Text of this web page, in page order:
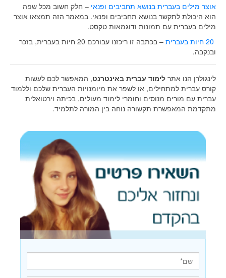
אוצר מילים בעברית בנושא תחביבים ופנאי – חלק חשוב מכל שפה
הוא היכולת לתקשר בנושא תחביבים ופנאי. במאמר הזה תמצאו אוצר
מילים בעברית עם תמונות ודוגמאות טקסט.
20 חיות בעברית
– בכתבה זו ריכזנו עבורכם 20 חיות בעברית, בזכר
ובנקבה.
לינגולרן הנו אתר לימוד עברית באינטרנט, המאפשר לכם לעשות
קורס עברית למתחילים, או לשפר את מיומנויות העברית שלכם וללמוד
עברית עם מורים מנוסים וחומרי לימוד מעולים, בכיתה וירטואלית
מתקדמת המאפשרת תקשורה נוחה בין המורה לתלמיד.